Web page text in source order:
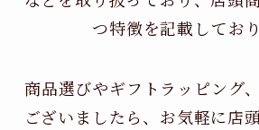
つ特徴を記載しており
商品選びやギフトラッピング
ございましたら、お気軽に店